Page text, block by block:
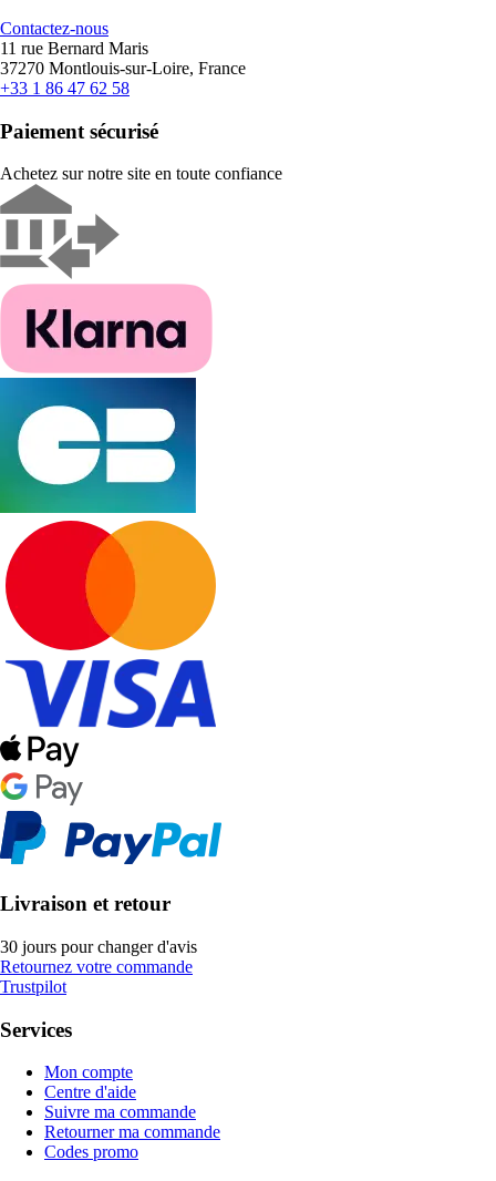
Contactez-nous
11 rue Bernard Maris
37270 Montlouis-sur-Loire, France
+33 1 86 47 62 58
Paiement sécurisé
Achetez sur notre site en toute confiance
Livraison et retour
30 jours pour changer d'avis
Retournez votre commande
Trustpilot
Services
Mon compte
Centre d'aide
Suivre ma commande
Retourner ma commande
Codes promo